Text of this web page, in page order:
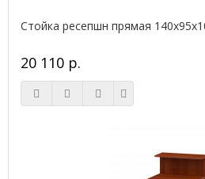
Стойка ресепшн прямая
20 110 р.